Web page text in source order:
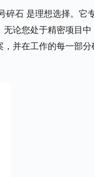
碎石 是理想选择。它
论您处于精密项目中
并在工作的每一部分